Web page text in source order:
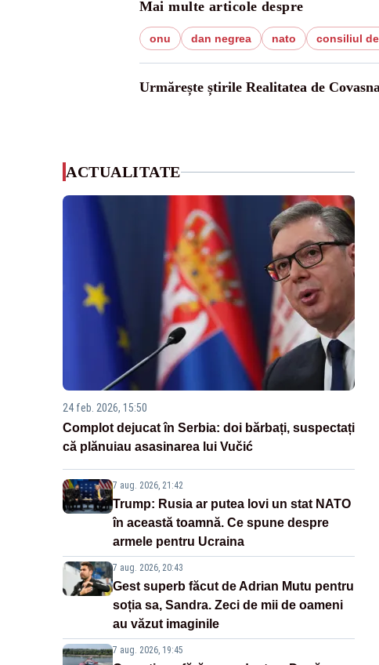
Mai multe articole despre
onu dan negrea nato consiliul
Urmărește știrile Realitatea de
ACTUALITATE
24 feb. 2026, 15:50
Complot dejucat în Serbia: doi bărbați, suspectați
că plănuiau asasinarea lui Vučić
7 aug. 2026, 21:42
Trump: Rusia ar putea lovi un stat NATO
în această toamnă. Ce spune despre
armele pentru Ucraina
7 aug. 2026, 20:43
Gest superb făcut de Adrian Mutu pentru
soția sa, Sandra. Zeci de mii de oameni
au văzut imaginile
7 aug. 2026, 19:45